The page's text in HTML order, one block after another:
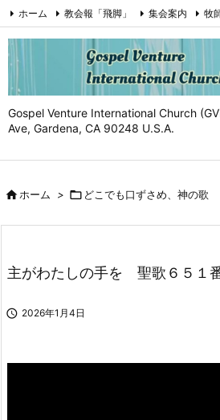
Gospel Venture International Church
Ave, Gardena, CA 90248 U.S.A.
ホーム 教会報「飛脚」 集会案内 牧
証（Testimony) お問い合わせ
ホーム >  どこでも口ずさめ、神の歌
主がわたしの手を 聖歌６５１
 2026年1月4日